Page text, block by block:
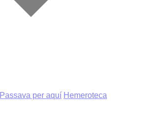
Passava per aquí Hemeroteca